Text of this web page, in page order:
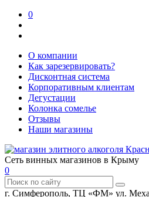
0
О компании
Как зарезервировать?
Дисконтная система
Корпоративным клиентам
Дегустации
Колонка сомелье
Отзывы
Наши магазины
Сеть винных магазинов в Крыму
0
г. Симферополь, ТЦ «ФМ» ул.